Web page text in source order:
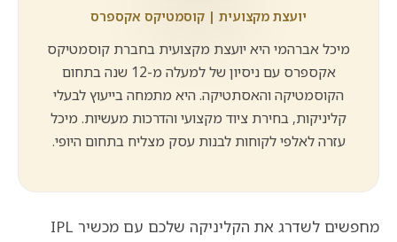
יועצת מקצועית | קוסמטיקס אקספרס
מיכל אברהמי היא יועצת מקצועית בחברת קוסמטיקס
אקספרס עם ניסיון של למעלה מ-12 שנה בתחום
הקוסמטיקה והאסתטיקה. היא מתמחה בייעוץ לבעלי
קליניקות, בחירת ציוד מקצועי והדרכות מעשיות. מיכל
עזרה לאלפי לקוחות לבנות עסק מצליח בתחום היופי.
מחפשים לשדרג את הקליניקה שלכם עם מכשיר IPL